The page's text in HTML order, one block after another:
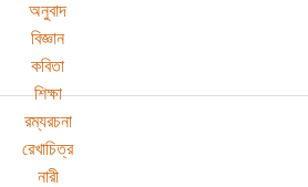
অনুবাদ
বিজ্ঞান
কবিতা
শিক্ষা
রম্যরচনা
রেখাচিত্র
নারী